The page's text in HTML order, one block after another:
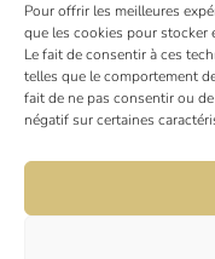
Pour offrir les meilleures
que les cookies pour stocker
Le fait de consentir à ces
telles que le comportement
fait de ne pas consentir ou
négatif sur certaines
6 rue
45